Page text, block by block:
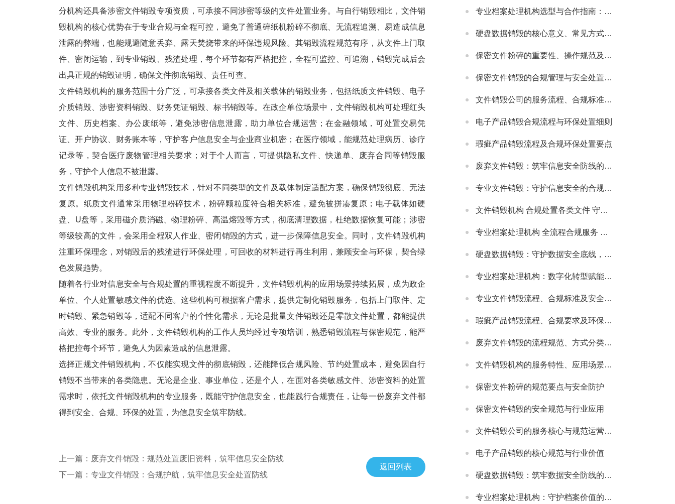
分机构还具备涉密文件销毁专项资质，可承接不同涉密等级的文件处置业务。与自行销毁相比，文件销
毁机构的核心优势在于专业合规与全程可控，避免了普通碎纸机粉碎不彻底、无流程追溯、易造成信息
泄露的弊端，也能规避随意丢弃、露天焚烧带来的环保违规风险。其销毁流程规范有序，从文件上门取
件、密闭运输，到专业销毁、残渣处理，每个环节都有严格把控，全程可监控、可追溯，销毁完成后会
出具正规的销毁证明，确保文件彻底销毁、责任可查。
文件销毁机构的服务范围十分广泛，可承接各类文件及相关载体的销毁业务，包括纸质文件销毁、电子
介质销毁、涉密资料销毁、财务凭证销毁、标书销毁等。在政企单位场景中，文件销毁机构可处理红头
文件、历史档案、办公废纸等，避免涉密信息泄露，助力单位合规运营；在金融领域，可处置交易凭
证、开户协议、财务账本等，守护客户信息安全与企业商业机密；在医疗领域，能规范处理病历、诊疗
记录等，契合医疗废物管理相关要求；对于个人而言，可提供隐私文件、快递单、废弃合同等销毁服
务，守护个人信息不被泄露。
文件销毁机构采用多种专业销毁技术，针对不同类型的文件及载体制定适配方案，确保销毁彻底、无法
复原。纸质文件通常采用物理粉碎技术，粉碎颗粒度符合相关标准，避免被拼凑复原；电子载体如硬
盘、U盘等，采用磁介质消磁、物理粉碎、高温熔毁等方式，彻底清理数据，杜绝数据恢复可能；涉密
等级较高的文件，会采用全程双人作业、密闭销毁的方式，进一步保障信息安全。同时，文件销毁机构
注重环保理念，对销毁后的残渣进行环保处理，可回收的材料进行再生利用，兼顾安全与环保，契合绿
色发展趋势。
随着各行业对信息安全与合规处置的重视程度不断提升，文件销毁机构的应用场景持续拓展，成为政企
单位、个人处置敏感文件的优选。这些机构可根据客户需求，提供定制化销毁服务，包括上门取件、定
时销毁、紧急销毁等，适配不同客户的个性化需求，无论是批量文件销毁还是零散文件处置，都能提供
高效、专业的服务。此外，文件销毁机构的工作人员均经过专项培训，熟悉销毁流程与保密规范，能严
格把控每个环节，避免人为因素造成的信息泄露。
选择正规文件销毁机构，不仅能实现文件的彻底销毁，还能降低合规风险、节约处置成本，避免因自行
销毁不当带来的各类隐患。无论是企业、事业单位，还是个人，在面对各类敏感文件、涉密资料的处置
需求时，依托文件销毁机构的专业服务，既能守护信息安全，也能践行合规责任，让每一份废弃文件都
得到安全、合规、环保的处置，为信息安全筑牢防线。
上一篇：废弃文件销毁：规范处置废旧资料，筑牢信息安全防线
下一篇：专业文件销毁：合规护航，筑牢信息安全处置防线
返回列表
专业档案处理机构选型与合作指南：守护档案安全与合规的可靠伙伴
硬盘数据销毁的核心意义、常见方式及安全注意事项
保密文件粉碎的重要性、操作规范及适配场景详解
保密文件销毁的合规管理与安全处置全流程解析
文件销毁公司的服务流程、合规标准及合作适配指南
电子产品销毁合规流程与环保处置细则
瑕疵产品销毁流程及合规环保处置要点
废弃文件销毁：筑牢信息安全防线的必要举措
专业文件销毁：守护信息安全的合规解决方案
文件销毁机构 合规处置各类文件 守护信息安全无忧
专业档案处理机构 全流程合规服务 助力政企档案管理提质增效
硬盘数据销毁：守护数据安全底线，主流服务公司实力解析
专业档案处理机构：数字化转型赋能，主流机构实力与行业发展解析
专业文件销毁流程、合规标准及安全防护指南
瑕疵产品销毁流程、合规要求及环保处理指南
废弃文件销毁的流程规范、方式分类及安全注意事项
文件销毁机构的服务特性、应用场景及选型要点解析
保密文件粉碎的规范要点与安全防护
保密文件销毁的安全规范与行业应用
文件销毁公司的服务核心与规范运营要点
电子产品销毁的核心规范与行业价值
硬盘数据销毁：筑牢数据安全防线的关键举措
专业档案处理机构：守护档案价值的规范化服务载体